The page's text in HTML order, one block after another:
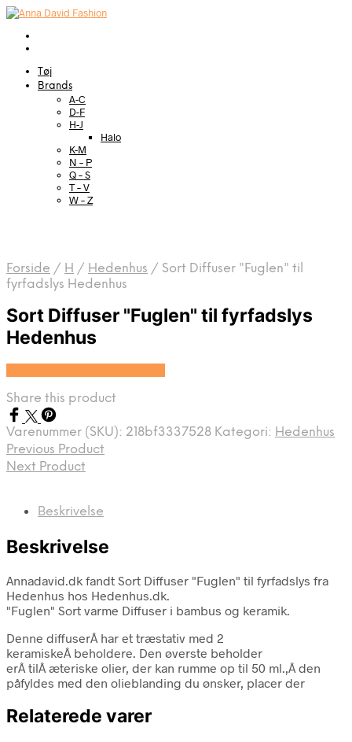
Tøj
Brands
A-C
D-F
H-J
Halo
K-M
N – P
Q – S
T – V
W – Z
Forside / H / Hedenhus / Sort Diffuser "Fuglen" til
fyrfadslys Hedenhus
Sort Diffuser "Fuglen" til fyrfadslys
Hedenhus
Share this product
Varenummer (SKU): 218bf3337528 Kategori: Hedenhus
Previous Product
Next Product
Beskrivelse
Beskrivelse
Annadavid.dk fandt Sort Diffuser "Fuglen" til fyrfadslys fra
Hedenhus hos Hedenhus.dk.
"Fuglen" Sort varme Diffuser i bambus og keramik.
Denne diffuserÂ har et træstativ med 2
keramiskeÂ beholdere. Den øverste beholder
erÂ tilÂ æteriske olier, der kan rumme op til 50 ml.,Â den
påfyldes med den olieblanding du ønsker, placer der
Relaterede varer